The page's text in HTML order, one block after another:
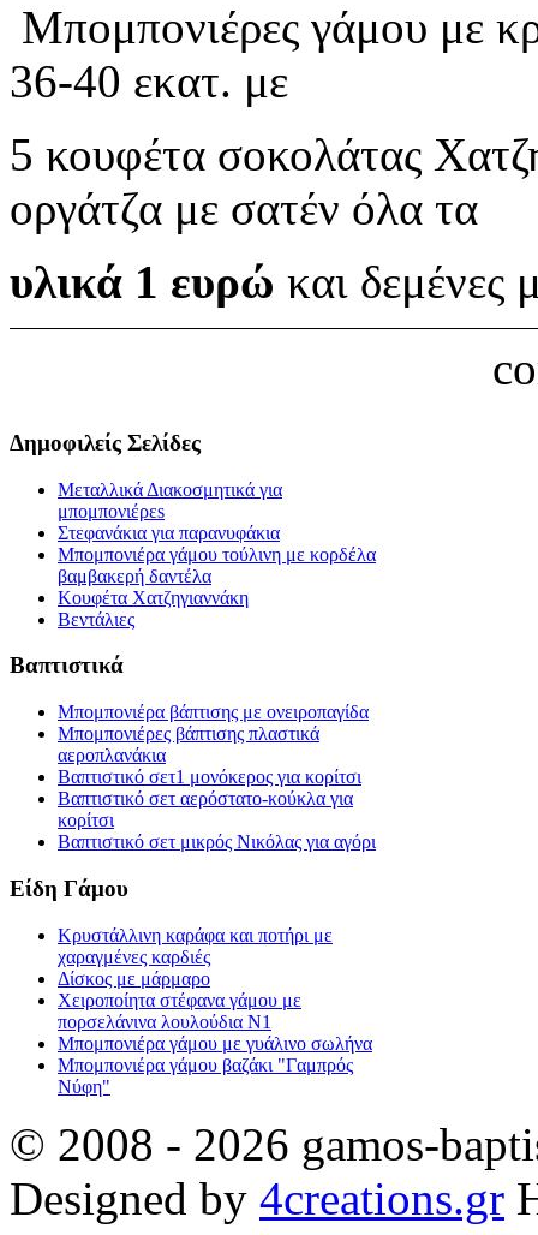
Μπομπονιέρες γάμου με
36-40 εκατ. με
5 κουφέτα σοκολάτας
οργάτζα με σατέν όλα τα
υλικά 1 ευρώ και δεμένες
Δημοφιλείς Σελίδες
Μεταλλικά Διακοσμητικά για
μπομπονιέρεs
Στεφανάκια για παρανυφάκια
Μπομπονιέρα γάμου τούλινη με κορδέλα
βαμβακερή δαντέλα
Κουφέτα Χατζηγιαννάκη
Βεντάλιες
Βαπτιστικά
Μπομπονιέρα βάπτισης με ονειροπαγίδα
Μπομπονιέρες βάπτισης πλαστικά
αεροπλανάκια
Βαπτιστικό σετ1 μονόκερος για κορίτσι
Βαπτιστικό σετ αερόστατο-κούκλα για
κορίτσι
Βαπτιστικό σετ μικρός Νικόλας για αγόρι
Είδη Γάμου
Κρυστάλλινη καράφα και ποτήρι με
χαραγμένες καρδιές
Δίσκος με μάρμαρο
Χειροποίητα στέφανα γάμου με
πορσελάνινα λουλούδια Ν1
Μπομπονιέρα γάμου με γυάλινο σωλήνα
Μπομπονιέρα γάμου βαζάκι "Γαμπρός
Νύφη"
© 2008 - 2026 gamos-
Designed by 4creations.gr